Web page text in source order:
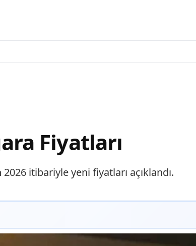
Fiyatları
itibariyle yeni fiyatları açıklandı.